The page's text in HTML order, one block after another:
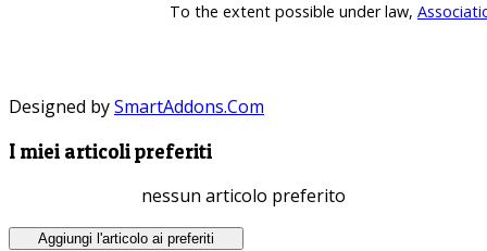
To the extent possible under law,
Designed bySmartAddons.Com
I miei articoli preferiti
nessun articolo preferito